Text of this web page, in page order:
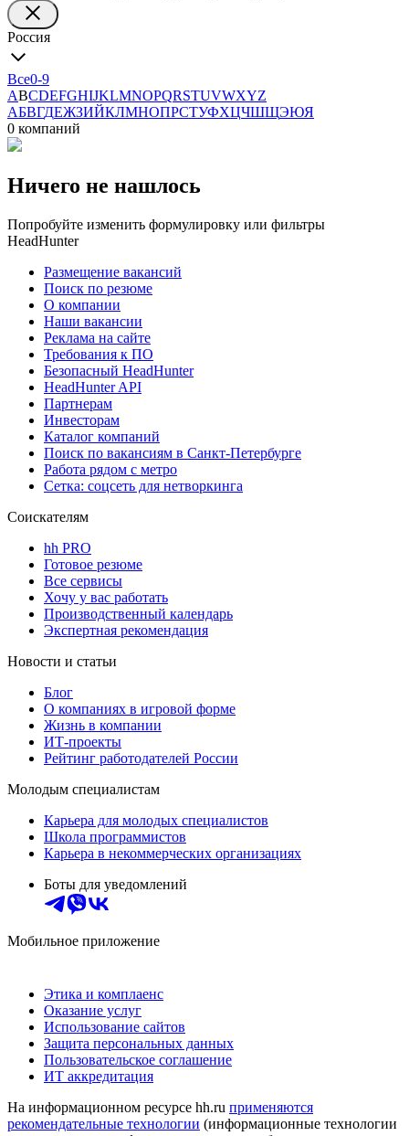
Россия
Все0-9
ABCDEFGHIJKLMNOPQRSTUVWXYZ
АБВГДЕЖЗИЙКЛМНОПРСТУФХЦЧШЩЭЮЯ
0 компаний
Ничего не нашлось
Попробуйте изменить формулировку или фильтры
HeadHunter
Размещение вакансий
Поиск по резюме
О компании
Наши вакансии
Реклама на сайте
Требования к ПО
Безопасный HeadHunter
HeadHunter API
Партнерам
Инвесторам
Каталог компаний
Поиск по вакансиям в Санкт-Петербурге
Работа рядом с метро
Сетка: соцсеть для нетворкинга
Соискателям
hh PRO
Готовое резюме
Все сервисы
Хочу у вас работать
Производственный календарь
Экспертная рекомендация
Новости и статьи
Блог
О компаниях в игровой форме
Жизнь в компании
ИТ-проекты
Рейтинг работодателей России
Молодым специалистам
Карьера для молодых специалистов
Школа программистов
Карьера в некоммерческих организациях
Боты для уведомлений
Мобильное приложение
Этика и комплаенс
Оказание услуг
Использование сайтов
Защита персональных данных
Пользовательское соглашение
ИТ аккредитация
На информационном ресурсе hh.ru применяются
рекомендательные технологии (информационные технологии